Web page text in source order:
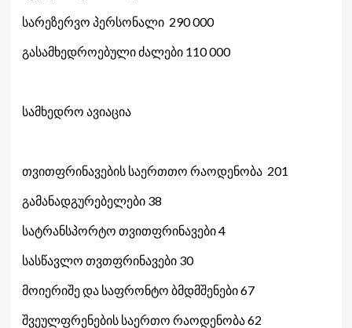
სარეზერვო პერსონალი 290 000
გასამხედროებული ძალები 110 000
სამხედრო ავიაცია
თვითფრინავების საერთთო რაოდენობა 201
გამანადგურებელები 38
სატრანსპორტო თვითფრინავები 4
სასწავლო თვთფრინავები 30
მოიერიშე და საფრონტო ბმდმშენები 67
შვეულფრენების საერთო რაოდენობა 62